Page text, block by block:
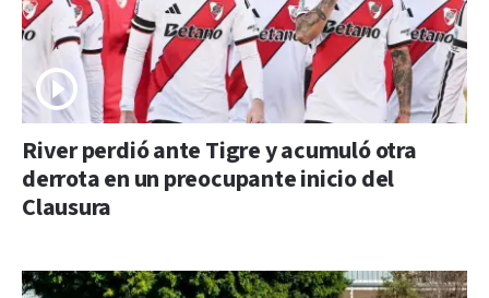
River perdió ante Tigre y acumuló otra
derrota en un preocupante inicio del
Clausura